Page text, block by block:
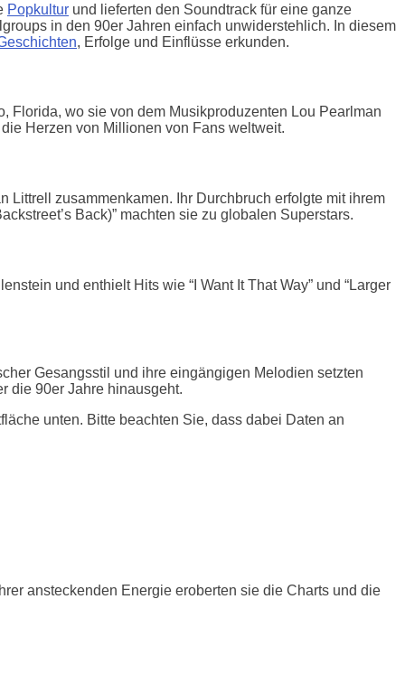
Popkultur und lieferten den Soundtrack für eine ganze
in den 90er Jahren einfach unwiderstehlich. In diesem
, Erfolge und Einflüsse erkunden.
Florida, wo sie von dem Musikproduzenten Lou Pearlman
Herzen von Millionen von Fans weltweit.
zusammenkamen. Ihr Durchbruch erfolgte mit ihrem
Back)” machten sie zu globalen Superstars.
und enthielt Hits wie “I Want It That Way” und “Larger
Gesangsstil und ihre eingängigen Melodien setzten
die 90er Jahre hinausgeht.
unten. Bitte beachten Sie, dass dabei Daten an
ansteckenden Energie eroberten sie die Charts und die